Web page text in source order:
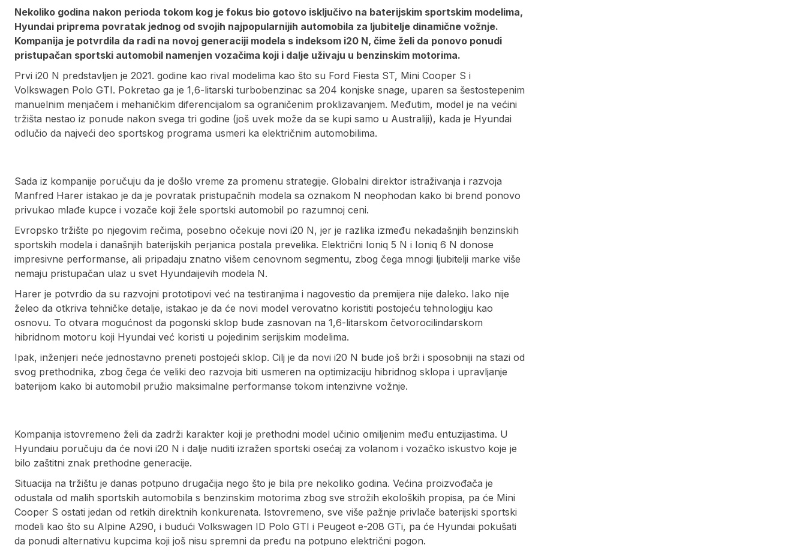
Nekoliko godina nakon perioda tokom kog je fokus bio gotovo isključivo na baterijskim sportskim modelima,
Hyundai priprema povratak jednog od svojih najpopularnijih automobila za ljubitelje dinamične vožnje.
Kompanija je potvrdila da radi na novoj generaciji modela s indeksom i20 N, čime želi da ponovo ponudi
pristupačan sportski automobil namenjen vozačima koji i dalje uživaju u benzinskim motorima.
Prvi i20 N predstavljen je 2021. godine kao rival modelima kao što su Ford Fiesta ST, Mini Cooper S i
Volkswagen Polo GTI. Pokretao ga je 1,6-litarski turbobenzinac sa 204 konjske snage, uparen sa šestostepenim
manuelnim menjačem i mehaničkim diferencijalom sa ograničenim proklizavanjem. Međutim, model je na većini
tržišta nestao iz ponude nakon svega tri godine (još uvek može da se kupi samo u Australiji), kada je Hyundai
odlučio da najveći deo sportskog programa usmeri ka električnim automobilima.
Sada iz kompanije poručuju da je došlo vreme za promenu strategije. Globalni direktor istraživanja i razvoja
Manfred Harer istakao je da je povratak pristupačnih modela sa oznakom N neophodan kako bi brend ponovo
privukao mlađe kupce i vozače koji žele sportski automobil po razumnoj ceni.
Evropsko tržište po njegovim rečima, posebno očekuje novi i20 N, jer je razlika između nekadašnjih benzinskih
sportskih modela i današnjih baterijskih perjanica postala prevelika. Električni Ioniq 5 N i Ioniq 6 N donose
impresivne performanse, ali pripadaju znatno višem cenovnom segmentu, zbog čega mnogi ljubitelji marke više
nemaju pristupačan ulaz u svet Hyundaijevih modela N.
Harer je potvrdio da su razvojni prototipovi već na testiranjima i nagovestio da premijera nije daleko. Iako nije
želeo da otkriva tehničke detalje, istakao je da će novi model verovatno koristiti postojeću tehnologiju kao
osnovu. To otvara mogućnost da pogonski sklop bude zasnovan na 1,6-litarskom četvorocilindarskom
hibridnom motoru koji Hyundai već koristi u pojedinim serijskim modelima.
Ipak, inženjeri neće jednostavno preneti postojeći sklop. Cilj je da novi i20 N bude još brži i sposobniji na stazi od
svog prethodnika, zbog čega će veliki deo razvoja biti usmeren na optimizaciju hibridnog sklopa i upravljanje
baterijom kako bi automobil pružio maksimalne performanse tokom intenzivne vožnje.
Kompanija istovremeno želi da zadrži karakter koji je prethodni model učinio omiljenim među entuzijastima. U
Hyundaiu poručuju da će novi i20 N i dalje nuditi izražen sportski osećaj za volanom i vozačko iskustvo koje je
bilo zaštitni znak prethodne generacije.
Situacija na tržištu je danas potpuno drugačija nego što je bila pre nekoliko godina. Većina proizvođača je
odustala od malih sportskih automobila s benzinskim motorima zbog sve strožih ekoloških propisa, pa će Mini
Cooper S ostati jedan od retkih direktnih konkurenata. Istovremeno, sve više pažnje privlače baterijski sportski
modeli kao što su Alpine A290, i budući Volkswagen ID Polo GTI i Peugeot e-208 GTi, pa će Hyundai pokušati
da ponudi alternativu kupcima koji još nisu spremni da pređu na potpuno električni pogon.